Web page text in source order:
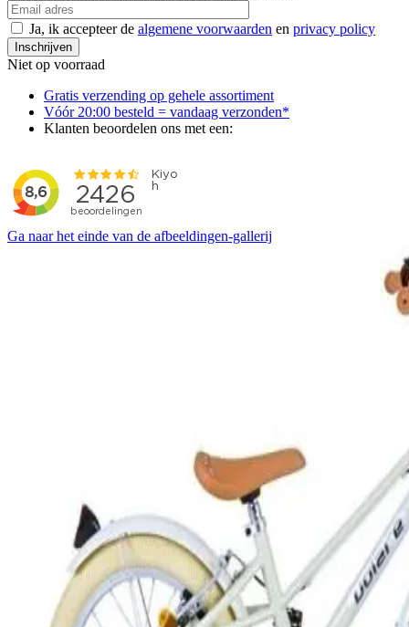
Ja, ik accepteer de algemene voorwaarden en privacy policy
Inschrijven
Niet op voorraad
Gratis verzending op gehele assortiment
Vóór 20:00 besteld = vandaag verzonden*
Klanten beoordelen ons met een:
Ga naar het einde van de afbeeldingen-gallerij